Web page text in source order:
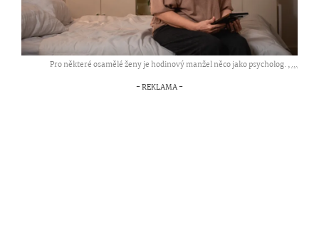
Pro některé osamělé ženy je hodinový manžel něco jako psycholog. ,...